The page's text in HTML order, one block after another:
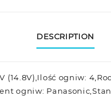
DESCRIPTION
(14.8V),Ilość ogniw:
ogniw: